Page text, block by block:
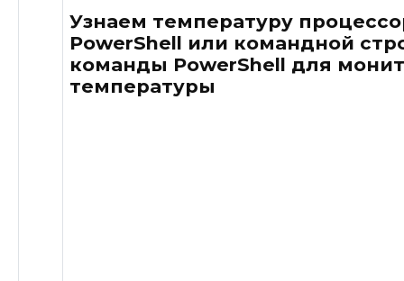
Узнаем температуру
PowerShell или командной
команды PowerShell для
температуры